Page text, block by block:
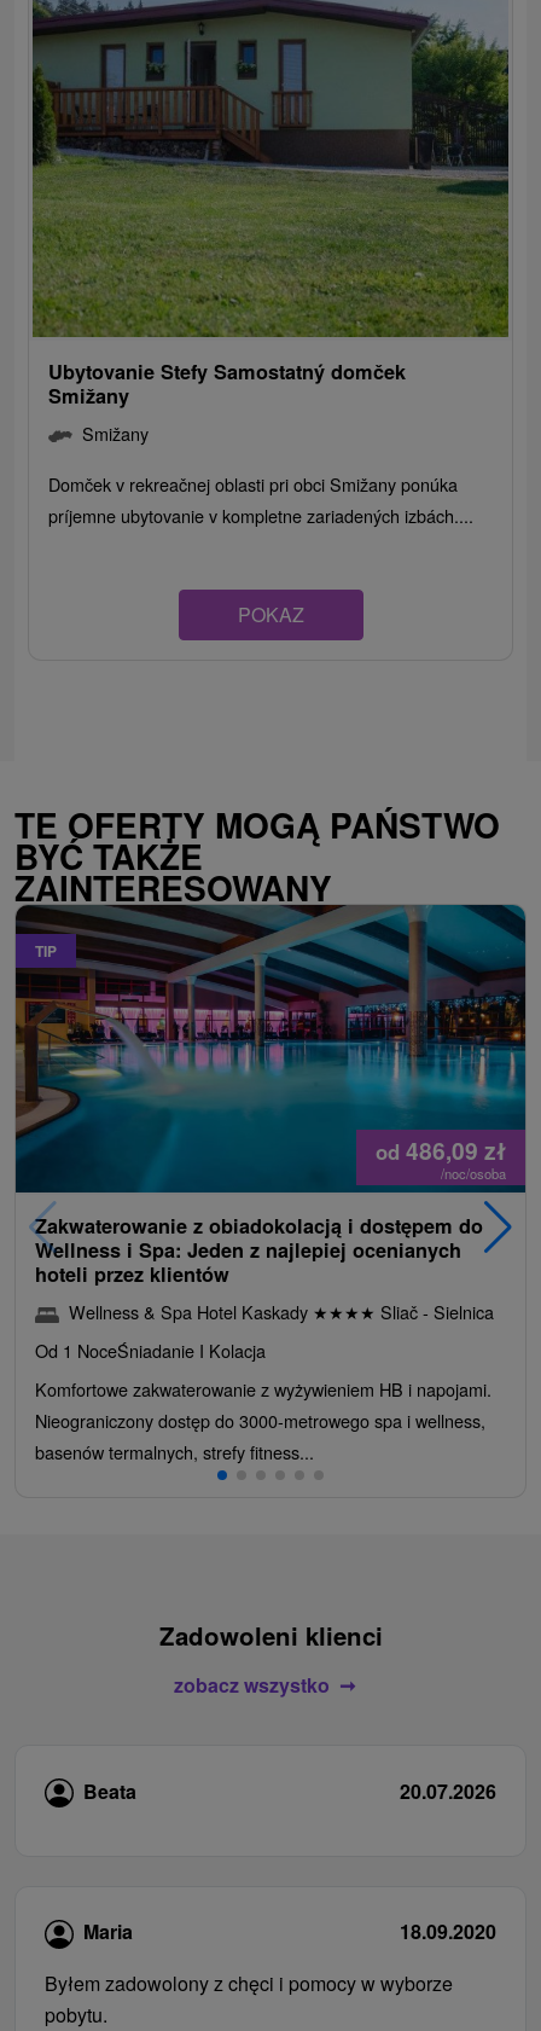
Ubytovanie Stefy Samostatný domček
Smižany
Smižany
Domček v rekreačnej oblasti pri obci Smižany ponúka
príjemne ubytovanie v kompletne zariadených izbách....
POKAZ
TE OFERTY MOGĄ PAŃSTWO
BYĆ TAKŻE
ZAINTERESOWANY
TIP
od 486,09 zł
/noc/osoba
Zakwaterowanie z obiadokolacją i dostępem do
Wellness i Spa: Jeden z najlepiej ocenianych
hoteli przez klientów
Wellness & Spa Hotel Kaskady ★★★★ Sliač - Sielnica
Od 1 NoceŚniadanie I Kolacja
Komfortowe zakwaterowanie z wyżywieniem HB i napojami.
Nieograniczony dostęp do 3000-metrowego spa i wellness,
basenów termalnych, strefy fitness...
Zadowoleni klienci
zobacz wszystko
Beata 20.07.2026
Maria
18.09.2020
Byłem zadowolony z chęci i pomocy w wyborze
pobytu.